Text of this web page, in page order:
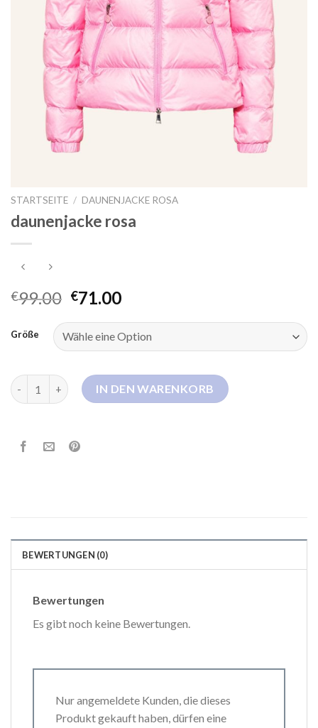
STARTSEITE / DAUNENJACKE ROSA
daunenjacke rosa
€99.00 €71.00
Größe
daunenjacke rosa MengeIN DEN WARENKORB
BEWERTUNGEN (0)
Bewertungen
Es gibt noch keine Bewertungen.
Nur angemeldete Kunden, die dieses
Produkt gekauft haben, dürfen eine